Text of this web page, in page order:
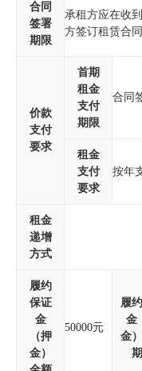
合同
签署
期限
承租方应在收
方签订租赁合同
价款
支付
要求
首期
租金
支付
期限
合同
租金
支付
要求
按年
租金
递增
方式
履约
保证
金
（押
金）
50000元
履
金
金